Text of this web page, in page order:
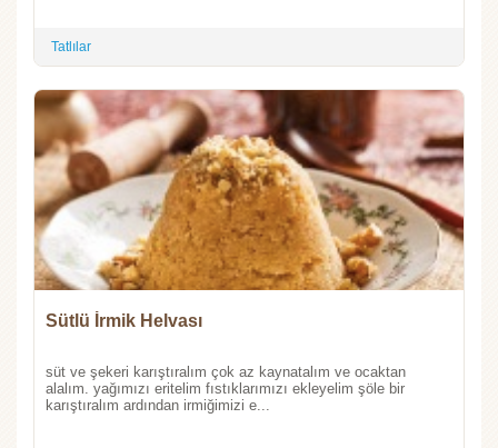
Tatlılar
Sütlü İrmik Helvası
süt ve şekeri karıştıralım çok az kaynatalım ve ocaktan
alalım. yağımızı eritelim fıstıklarımızı ekleyelim şöle bir
karıştıralım ardından irmiğimizi e...